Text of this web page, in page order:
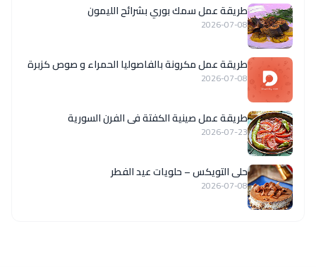
طريقة عمل سمك بوري بشرائح الليمون
2026-07-08
طريقة عمل مكرونة بالفاصوليا الحمراء و صوص كزبرة
2026-07-08
طريقة عمل صينية الكفتة فى الفرن السورية
2026-07-23
حلى التويكس – حلويات عيد الفطر
2026-07-08